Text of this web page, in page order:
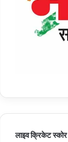
लाइव क्रिकेट स्कोर